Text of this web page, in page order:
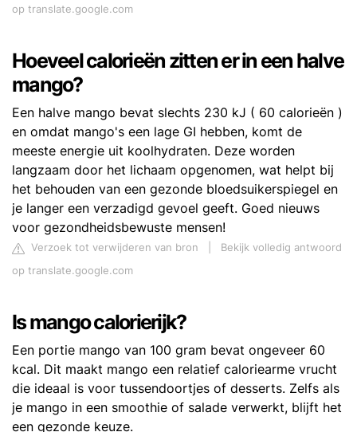
op translate.google.com
Hoeveel calorieën zitten er in een halve
mango?
Een halve mango bevat slechts 230 kJ ( 60 calorieën )
en omdat mango's een lage GI hebben, komt de
meeste energie uit koolhydraten. Deze worden
langzaam door het lichaam opgenomen, wat helpt bij
het behouden van een gezonde bloedsuikerspiegel en
je langer een verzadigd gevoel geeft. Goed nieuws
voor gezondheidsbewuste mensen!
Verzoek tot verwijderen van bron
Bekijk volledig antwoord
op translate.google.com
Is mango calorierijk?
Een portie mango van 100 gram bevat ongeveer 60
kcal. Dit maakt mango een relatief caloriearme vrucht
die ideaal is voor tussendoortjes of desserts. Zelfs als
je mango in een smoothie of salade verwerkt, blijft het
een gezonde keuze.